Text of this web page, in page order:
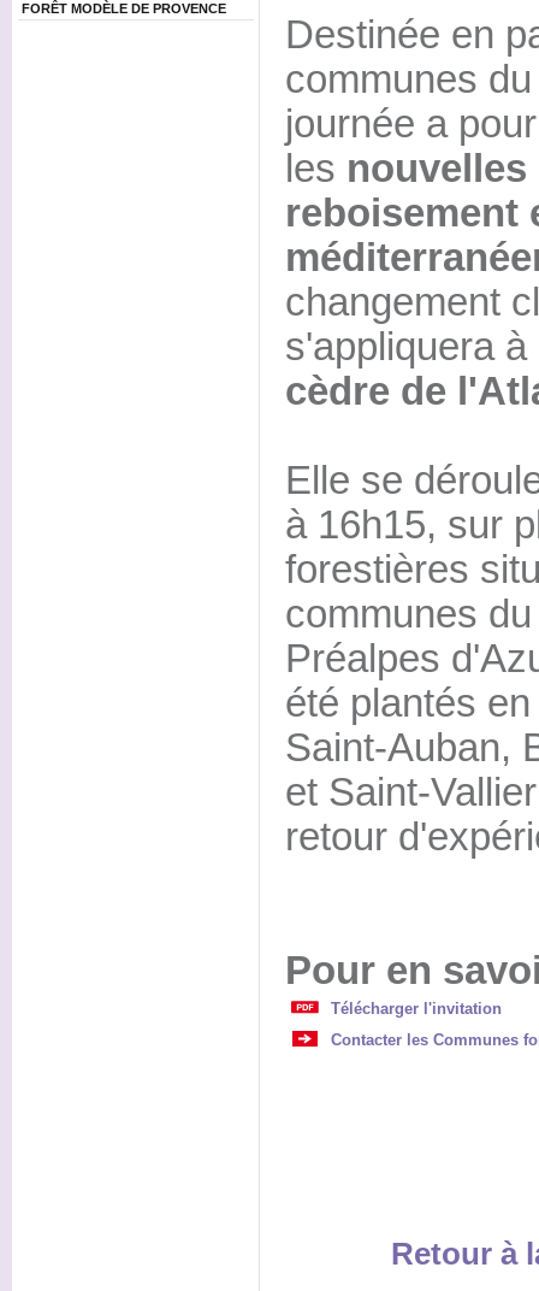
FORÊT MODÈLE DE PROVENCE
Destinée en
communes
journée a
les nouvelles
reboisement
changement
s'appliquera
cèdre de
Elle se
à 16h15, sur
forestières
communes
Préalpes
été plantés
Saint-Auban,
et Saint-
retour
Pour en
Télécharger l'invitation
Contacter les Communes
Retour à